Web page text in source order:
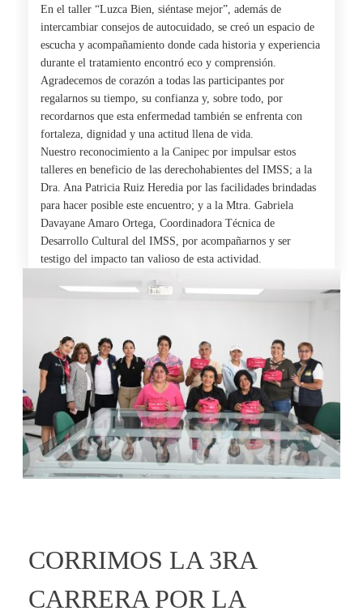
En el taller “Luzca Bien, siéntase mejor”, además de
intercambiar consejos de autocuidado, se creó un espacio de
escucha y acompañamiento donde cada historia y experiencia
durante el tratamiento encontró eco y comprensión.
Agradecemos de corazón a todas las participantes por
regalarnos su tiempo, su confianza y, sobre todo, por
recordarnos que esta enfermedad también se enfrenta con
fortaleza, dignidad y una actitud llena de vida.
Nuestro reconocimiento a la Canipec por impulsar estos
talleres en beneficio de las derechohabientes del IMSS; a la
Dra. Ana Patricia Ruiz Heredia por las facilidades brindadas
para hacer posible este encuentro; y a la Mtra. Gabriela
Davayane Amaro Ortega, Coordinadora Técnica de
Desarrollo Cultural del IMSS, por acompañarnos y ser
testigo del impacto tan valioso de esta actividad.
CORRIMOS LA 3RA
CARRERA POR LA